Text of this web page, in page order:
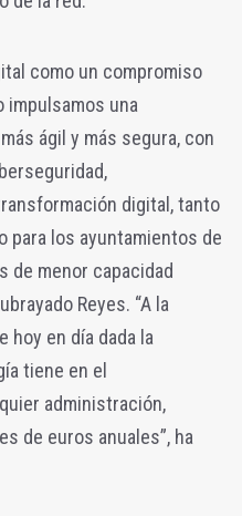
como un compromiso
impulsamos una
ágil y más segura, con
digital, tanto
para los ayuntamientos de
de menor capacidad
Reyes. “A la
hoy en día dada la
tiene en el
administración,
de euros anuales”, ha